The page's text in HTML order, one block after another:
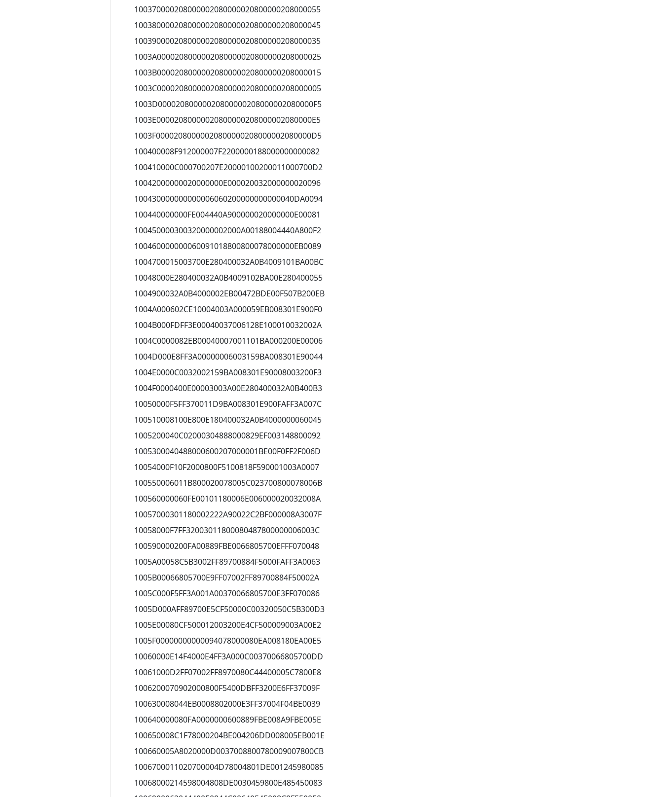
100370000208000002080000020800000208000055
100380000208000002080000020800000208000045
100390000208000002080000020800000208000035
1003A0000208000002080000020800000208000025
1003B0000208000002080000020800000208000015
1003C0000208000002080000020800000208000005
1003D00002080000020800000208000002080000F5
1003E00002080000020800000208000002080000E5
1003F00002080000020800000208000002080000D5
100400008F912000007F2200000188000000000082
100410000C000700207E20000100200011000700D2
10042000000020000000E000020032000000020096
100430000000000006060200000000000040DA0094
100440000000FE004440A900000020000000E00081
100450000300320000002000A00188004440A800F2
100460000000060091018800800078000000EB0089
1004700015003700E280400032A0B4009101BA00BC
10048000E280400032A0B4009102BA00E280400055
1004900032A0B4000002EB00472BDE00F507B200EB
1004A000602CE10004003A000059EB008301E900F0
1004B000FDFF3E00040037006128E100010032002A
1004C0000082EB00040007001101BA000200E00006
1004D000E8FF3A00000006003159BA008301E90044
1004E0000C0032002159BA008301E90008003200F3
1004F0000400E00003003A00E280400032A0B400B3
10050000F5FF370011D9BA008301E900FAFF3A007C
100510008100E800E180400032A0B4000000060045
1005200040C02000304888000829EF003148800092
1005300040488000600207000001BE00F0FF2F006D
10054000F10F2000800F5100818F590001003A0007
100550006011B800020078005C023700800078006B
100560000060FE00101180006E006000020032008A
10057000301180002222A90022C2BF000008A3007F
10058000F7FF32003011800080487800000006003C
100590000200FA00889FBE0066805700EFFF070048
1005A00058C5B3002FF89700884F5000FAFF3A0063
1005B00066805700E9FF07002FF89700884F50002A
1005C000F5FF3A001A00370066805700E3FF070086
1005D000AFF89700E5CF50000C00320050C5B300D3
1005E00080CF500012003200E4CF500009003A00E2
1005F00000000000094078000080EA008180EA00E5
10060000E14F4000E4FF3A000C00370066805700DD
10061000D2FF07002FF8970080C44400005C7800E8
1006200070902000800F5400DBFF3200E6FF37009F
100630008044EB0008802000E3FF37004F04BE0039
100640000080FA0000000600889FBE008A9FBE005E
100650008C1F78000204BE004206DD008005EB001E
100660005A8020000D0037008800780009007800CB
1006700011020700004D78004801DE001245980085
10068000214598004808DE0030459800E485450083